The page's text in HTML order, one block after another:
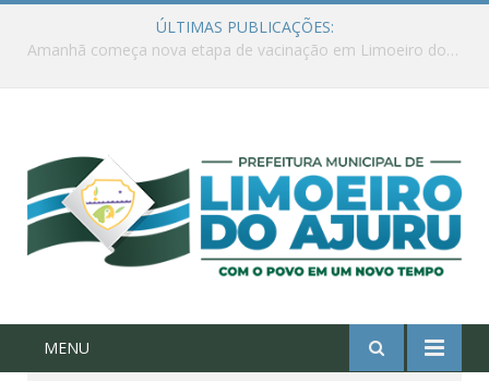
ÚLTIMAS PUBLICAÇÕES:
Ações de combate à Covid-19 na região ribeirinha de Limoeiro do Ajuru continuam
MENU